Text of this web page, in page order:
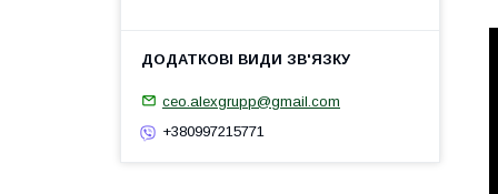
ceo.alexgrupp@gmail.com
+380997215771